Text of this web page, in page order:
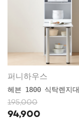
퍼니하우스
헤븐 1800 식탁렌지대
195,000
94,900